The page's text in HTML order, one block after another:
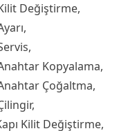
Değiştirme,
Kopyalama,
Çoğaltma,
Kilit Değiştirme,